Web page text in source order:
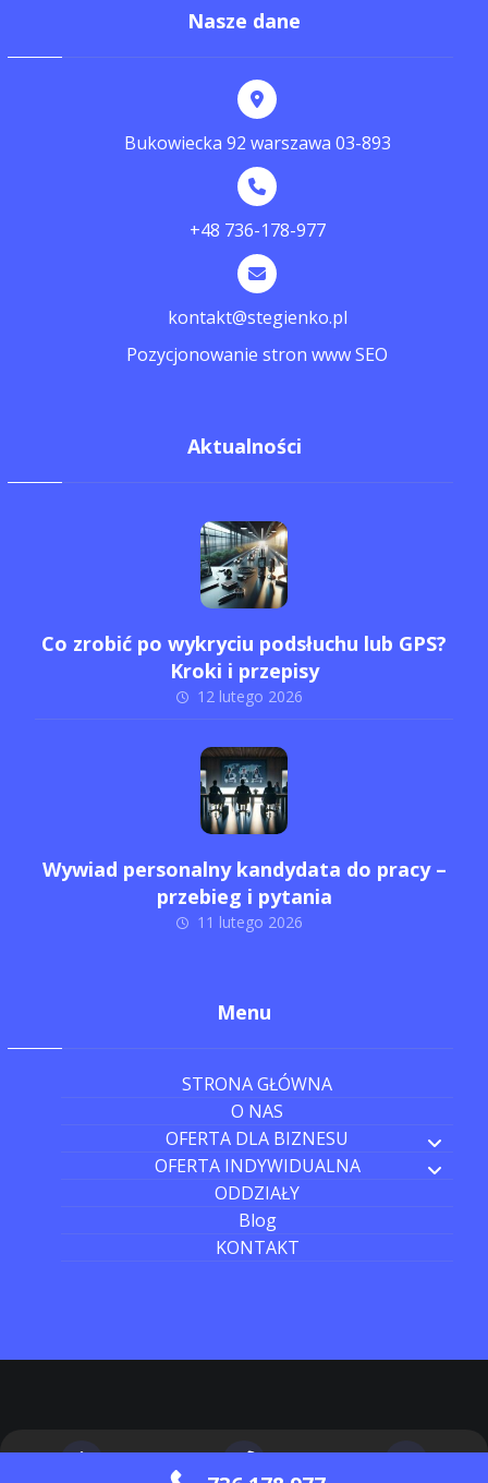
Nasze dane
Bukowiecka 92 warszawa 03-893
+48 736-178-977
kontakt@stegienko.pl
Pozycjonowanie stron www SEO
Aktualności
Co zrobić po wykryciu podsłuchu lub GPS?
Kroki i przepisy
12 lutego 2026
Wywiad personalny kandydata do pracy –
przebieg i pytania
11 lutego 2026
Menu
STRONA GŁÓWNA
O NAS
OFERTA DLA BIZNESU
OFERTA INDYWIDUALNA
ODDZIAŁY
Blog
KONTAKT